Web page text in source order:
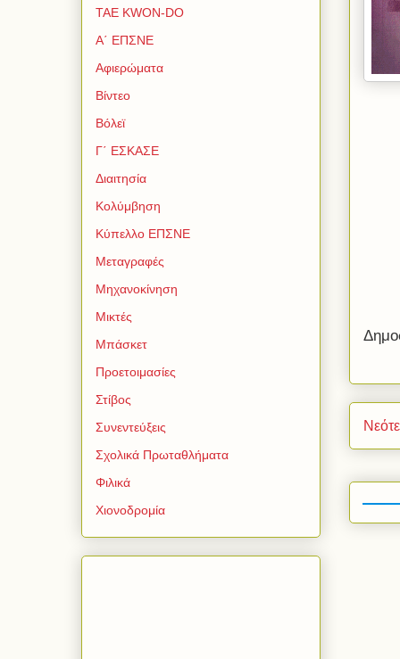
TAE KWON-DO
Α΄ ΕΠΣΝΕ
Αφιερώματα
Βίντεο
Βόλεϊ
Γ΄ ΕΣΚΑΣΕ
Διαιτησία
Κολύμβηση
Κύπελλο ΕΠΣΝΕ
Μεταγραφές
Μηχανοκίνηση
Μικτές
Μπάσκετ
Προετοιμασίες
Στίβος
Συνεντεύξεις
Σχολικά Πρωταθλήματα
Φιλικά
Χιονοδρομία